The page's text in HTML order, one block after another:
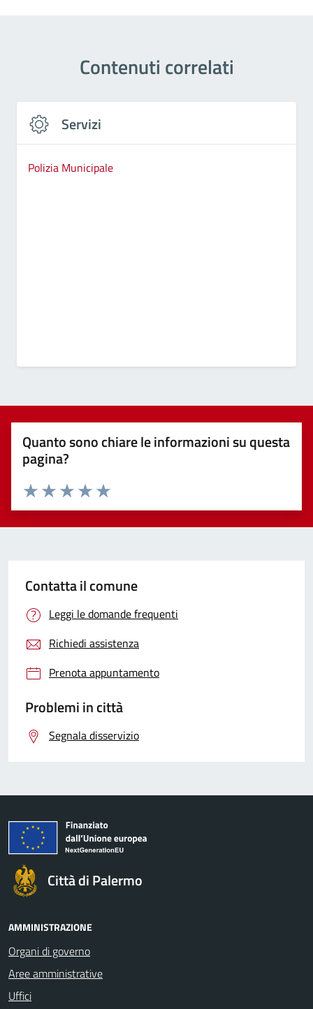
Contenuti correlati
Servizi
Polizia Municipale
Quanto sono chiare le informazioni su questa
pagina?
Valuta 5 stelle su 5
Valuta 4 stelle su 5
Valuta 3 stelle su 5
Valuta 2 stelle su 5
Valuta 1 stelle su 5
Contatta il comune
Leggi le domande frequenti
Richiedi assistenza
Prenota appuntamento
Problemi in città
Segnala disservizio
Città di Palermo
AMMINISTRAZIONE
Organi di governo
Aree amministrative
Uffici